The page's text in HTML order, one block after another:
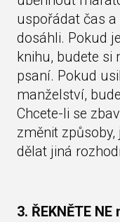
uspořádat čas
dosáhli. Pokud
knihu, budete si
psaní. Pokud
manželství,
Chcete-li se
změnit
dělat jiná
3. ŘEKNĚTE